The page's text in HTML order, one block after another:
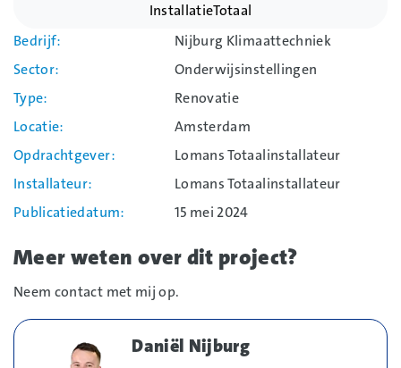
InstallatieTotaal
Bedrijf
Nijburg Klimaattechniek
Sector
Onderwijsinstellingen
Type
Renovatie
Locatie
Amsterdam
Opdrachtgever
Lomans Totaalinstallateur
Installateur
Lomans Totaalinstallateur
Publicatiedatum
15 mei 2024
Meer weten over dit project?
Neem contact met mij op.
Daniël Nijburg